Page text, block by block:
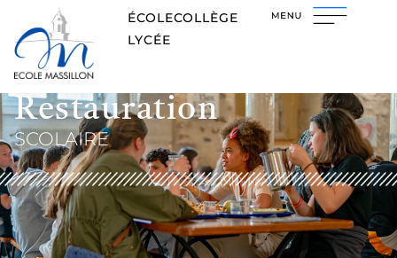
ÉCOLECOLLÈGE
LYCÉE
Restauration
SCOLAIRE